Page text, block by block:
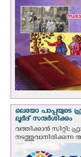
ലെയോ പാപ്പയുടെ
ലൂര്‍ദ് സന്ദര്‍ശിക്കും
വത്തിക്കാന്‍ സിറ്റി:
നടത്തുവാനിരിക്കുന്ന